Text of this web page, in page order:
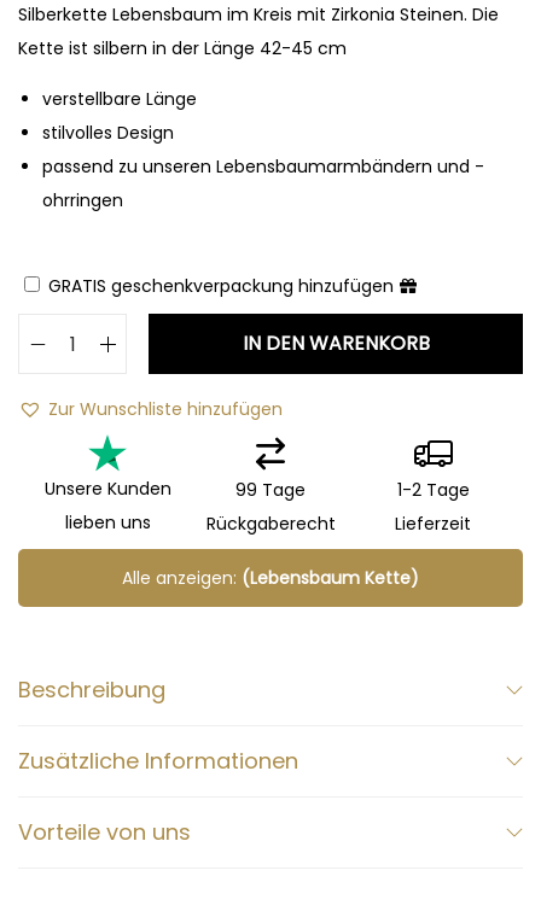
Silberkette Lebensbaum im Kreis mit Zirkonia Steinen. Die
Kette ist silbern in der Länge 42-45 cm
verstellbare Länge
stilvolles Design
passend zu unseren Lebensbaumarmbändern und -
ohrringen
GRATIS geschenkverpackung hinzufügen
IN DEN WARENKORB
Zur Wunschliste hinzufügen
Unsere Kunden
lieben uns
99 Tage
Rückgaberecht
1-2 Tage
Lieferzeit
Alle anzeigen: (Lebensbaum Kette)
Beschreibung
Zusätzliche Informationen
Vorteile von uns